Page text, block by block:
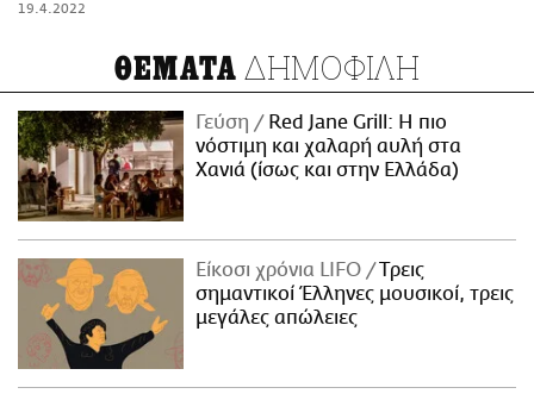
19.4.2022
ΘΕΜΑΤΑ ΔΗΜΟΦΙΛΗ
Γεύση
Red Jane Grill: Η πιο
νόστιμη και χαλαρή αυλή στα
Χανιά (ίσως και στην Ελλάδα)
Είκοσι χρόνια LIFO
Tρεις
σημαντικοί Έλληνες μουσικοί, τρεις
μεγάλες απώλειες